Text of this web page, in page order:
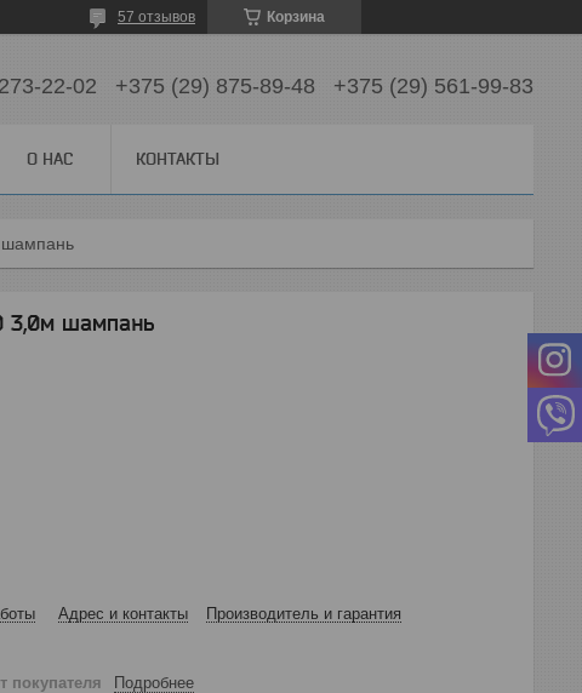
Корзина
57 отзывов
22-02 +375 (29) 875-89-48 +375 (29) 561-99-83
О НАС КОНТАКТЫ
3,0м шампань
Адрес и контакты Производитель и гарантия
покупателя Подробнее